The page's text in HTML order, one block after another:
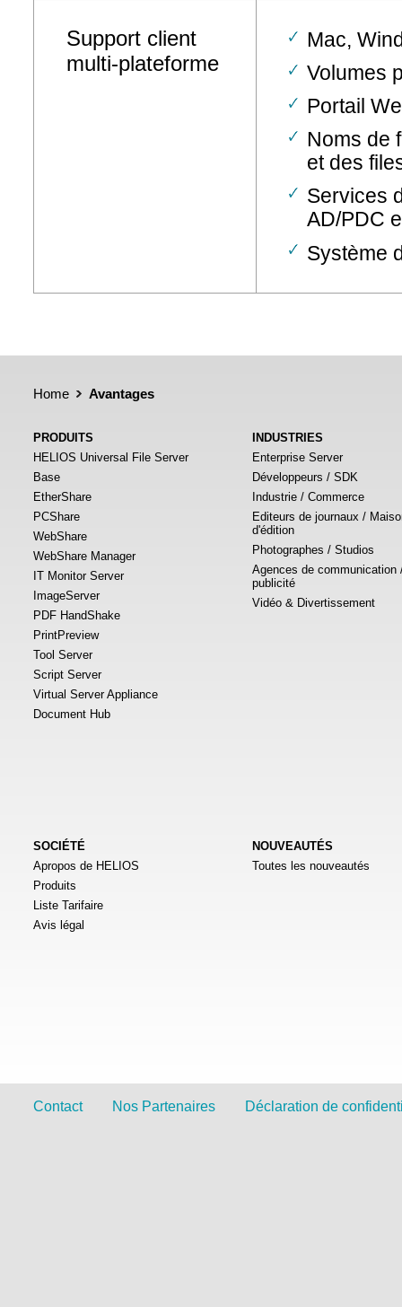
Support client
multi-plateforme
Mac,
Volumes
Portail
Noms de
et des
Services
AD/PDC
Système
Home Avantages
PRODUITS
HELIOS Universal File Server
Base
EtherShare
PCShare
WebShare
WebShare Manager
IT Monitor Server
ImageServer
PDF HandShake
PrintPreview
Tool Server
Script Server
Virtual Server Appliance
Document Hub
INDUSTRIES
Enterprise Server
Développeurs / SDK
Industrie / Commerce
Editeurs de journaux /
d'édition
Photographes / Studios
Agences de communication
publicité
Vidéo & Divertissement
SOCIÉTÉ
Apropos de HELIOS
Produits
Liste Tarifaire
Avis légal
NOUVEAUTÉS
Toutes les nouveautés
Contact Nos Partenaires Déclaration de